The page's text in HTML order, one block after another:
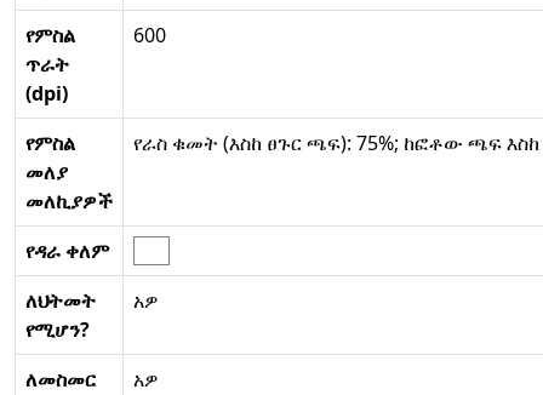
የምስል
ጥራት
(dpi)
600
የምስል
መለያ
መለኪያዎች
የራስ ቁመት (እስከ ፀጉር ጫፍ): 75%; ከፎቶው ጫፍ
የዳራ ቀለም
ለህትመት
የሚሆን?
አዎ
ለመስመር
አዎ